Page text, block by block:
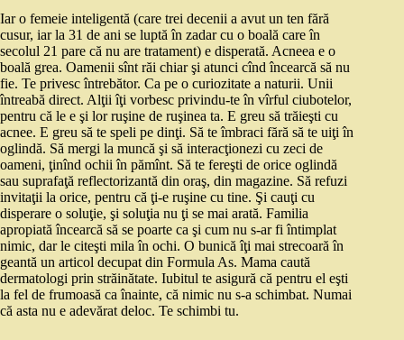
Iar o femeie inteligentă (care trei decenii a avut un ten fără
cusur, iar la 31 de ani se luptă în zadar cu o boală care în
secolul 21 pare că nu are tratament) e disperată. Acneea e o
boală grea. Oamenii sînt răi chiar şi atunci cînd încearcă să nu
fie. Te privesc întrebător. Ca pe o curiozitate a naturii. Unii
întreabă direct. Alţii îţi vorbesc privindu-te în vîrful ciubotelor,
pentru că le e şi lor ruşine de ruşinea ta. E greu să trăieşti cu
acnee. E greu să te speli pe dinţi. Să te îmbraci fără să te uiţi în
oglindă. Să mergi la muncă şi să interacţionezi cu zeci de
oameni, ţinînd ochii în pămînt. Să te fereşti de orice oglindă
sau suprafaţă reflectorizantă din oraş, din magazine. Să refuzi
invitaţii la orice, pentru că ţi-e ruşine cu tine. Şi cauţi cu
disperare o soluţie, şi soluţia nu ţi se mai arată. Familia
apropiată încearcă să se poarte ca şi cum nu s-ar fi întimplat
nimic, dar le citeşti mila în ochi. O bunică îţi mai strecoară în
geantă un articol decupat din Formula As. Mama caută
dermatologi prin străinătate. Iubitul te asigură că pentru el eşti
la fel de frumoasă ca înainte, că nimic nu s-a schimbat. Numai
că asta nu e adevărat deloc. Te schimbi tu.